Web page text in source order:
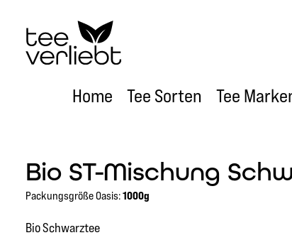
Hauptinhalt springen
Zur Hauptnavigation springen
Home Tee Sorten Tee
Bio ST-Mischung
Packungsgröße Oasis:1000g
Bio Schwarztee